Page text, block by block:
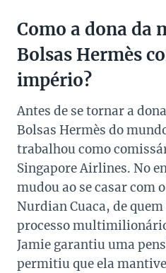
Como a dona da
Bolsas Hermès
império?
Antes de se tornar a
Bolsas Hermès do
trabalhou como
Singapore Airlines. No
mudou ao se casar com
Nurdian Cuaca, de
processo
Jamie garantiu uma
permitiu que ela